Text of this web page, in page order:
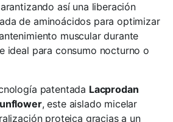
así una liberación
de aminoácidos para optimizar
muscular durante
ideal para consumo nocturno o
patentada Lacprodan
, este aislado micelar
proteica gracias a un